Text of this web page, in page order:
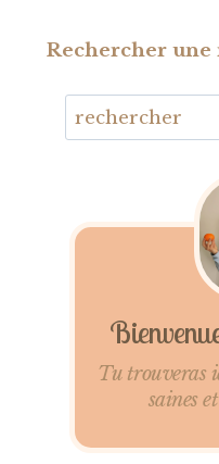
Rechercher
Tu trouveras
saines